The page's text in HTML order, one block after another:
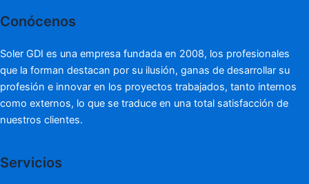
Conócenos
Soler GDI es una empresa fundada en 2008, los profesionales
que la forman destacan por su ilusión, ganas de desarrollar su
profesión e innovar en los proyectos trabajados, tanto internos
como externos, lo que se traduce en una total satisfacción de
nuestros clientes.
Servicios